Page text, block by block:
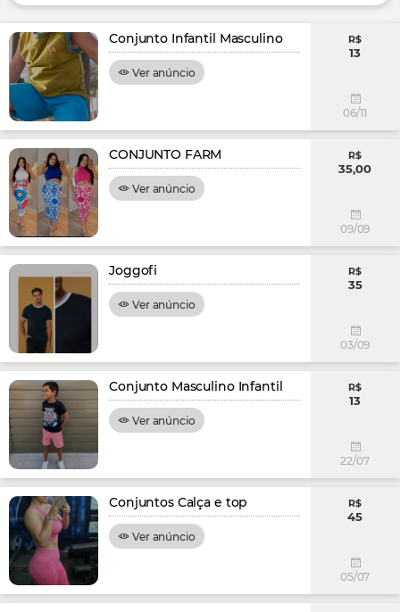
Conjunto Infantil Masculino
Ver anúncio
R$
13
06/11
CONJUNTO FARM
Ver anúncio
R$
35,00
09/09
Joggofi
Ver anúncio
R$
35
03/09
Conjunto Masculino Infantil
Ver anúncio
R$
13
22/07
Conjuntos Calça e top
Ver anúncio
R$
45
05/07